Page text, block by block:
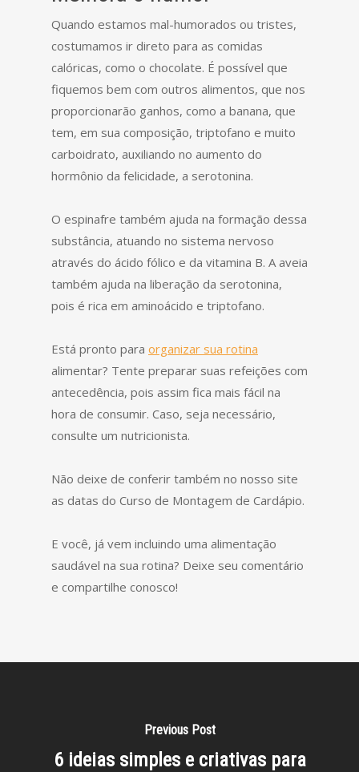
Quando estamos mal-humorados ou tristes,
costumamos ir direto para as comidas
calóricas, como o chocolate. É possível que
fiquemos bem com outros alimentos, que nos
proporcionarão ganhos, como a banana, que
tem, em sua composição, triptofano e muito
carboidrato, auxiliando no aumento do
hormônio da felicidade, a serotonina.
O espinafre também ajuda na formação dessa
substância, atuando no sistema nervoso
através do ácido fólico e da vitamina B. A aveia
também ajuda na liberação da serotonina,
pois é rica em aminoácido e triptofano.
Está pronto para organizar sua rotina
alimentar? Tente preparar suas refeições com
antecedência, pois assim fica mais fácil na
hora de consumir. Caso, seja necessário,
consulte um nutricionista.
Não deixe de conferir também no nosso site
as datas do Curso de Montagem de Cardápio.
E você, já vem incluindo uma alimentação
saudável na sua rotina? Deixe seu comentário
e compartilhe conosco!
Previous Post
6 ideias simples e criativas para